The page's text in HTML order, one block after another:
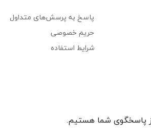
پاسخ به پرسش‌های متداول
حریم خصوصی
شرایط استفاده